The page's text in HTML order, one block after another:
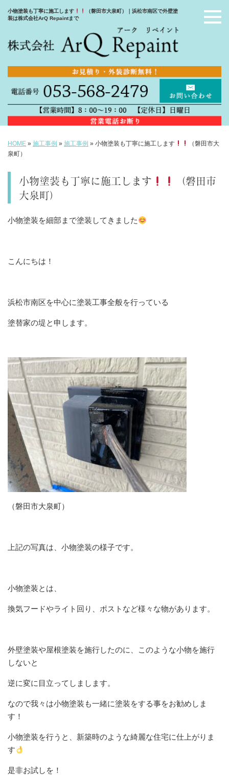
小物塗装も丁寧に施工します
（磐田市大泉町）｜浜松市南区で外壁塗
装は株式会社ArQ Repaintまで
HOME » 施工事例 » 施工事例 » 小物塗装も丁寧に施工します
（磐田市大
泉町）
小物塗装も丁寧に施工します
（磐田市
大泉町）
小物塗装を細部まで塗装してきました
こんにちは！
浜松市南区を中心に塗装工事全般を行っている
塗替家の堤と申します。
（磐田市大泉町）
上記の写真は、小物塗装の様子です。
小物塗装とは、
換気フードやライト回り、ポストなど様々な物があります。
外壁塗装や屋根塗装を施行したのに、このような小物を施行
しないと
逆に変に目立ってしまします。
なので我々は小物塗装も一緒に塗装をする事をお勧めしま
す！
小物塗装を行うと、新築時のような綺麗な住宅に仕上がりま
す
是非お試しを！